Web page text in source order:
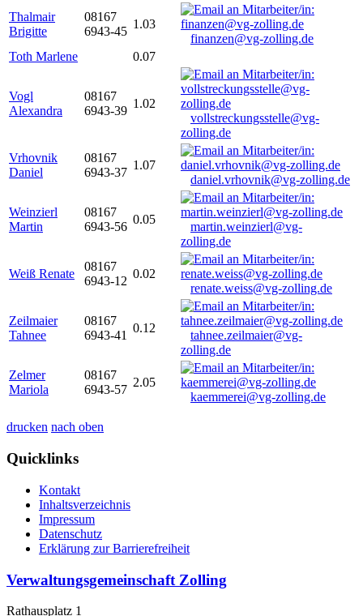
Thalmair
Brigitte
08167
6943-45
1.03
finanzen@vg-zolling.de
Toth Marlene
0.07
Vogl
Alexandra
08167
6943-39
1.02
vollstreckungsstelle@vg-
zolling.de
Vrhovnik
Daniel
08167
6943-37
1.07
daniel.vrhovnik@vg-zolling.de
Weinzierl
Martin
08167
6943-56
0.05
martin.weinzierl@vg-
zolling.de
Weiß Renate
08167
6943-12
0.02
renate.weiss@vg-zolling.de
Zeilmaier
Tahnee
08167
6943-41
0.12
tahnee.zeilmaier@vg-
zolling.de
Zelmer
Mariola
08167
6943-57
2.05
kaemmerei@vg-zolling.de
drucken nach oben
Quicklinks
Kontakt
Inhaltsverzeichnis
Impressum
Datenschutz
Erklärung zur Barrierefreiheit
Verwaltungsgemeinschaft Zolling
Rathausplatz 1